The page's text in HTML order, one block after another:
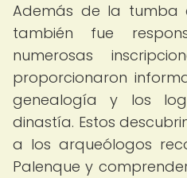
Además de la tumba
también fue
numerosas
proporcionaron
genealogía y los
dinastía. Estos
a los arqueólogos
Palenque y